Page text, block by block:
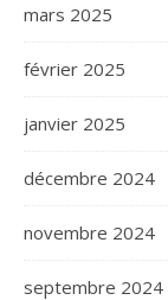
mars 2025
février 2025
janvier 2025
décembre 2024
novembre 2024
septembre 2024